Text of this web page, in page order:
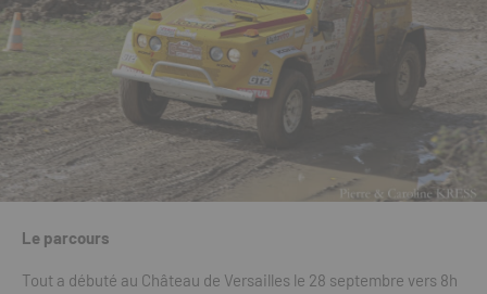
Le parcours
Tout a débuté au Château de Versailles le 28 septembre vers 8h